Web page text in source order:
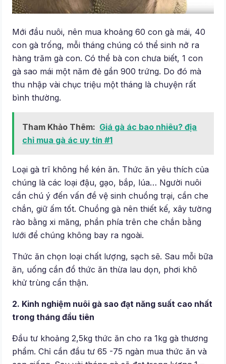
Mới đầu nuôi, nên mua khoảng 60 con gà mái, 40
con gà trống, mỗi tháng chúng có thể sinh nở ra
hàng trăm gà con. Có thể bà con chưa biết, 1 con
gà sao mái một năm đẻ gần 900 trứng. Do đó mà
thu nhập vài chục triệu một tháng là chuyện rất
bình thường.
Tham Khảo Thêm: Giá gà ác bao nhiêu? địa
chỉ mua gà ác uy tín #1
Loại gà trĩ không hề kén ăn. Thức ăn yêu thích của
chúng là các loại đậu, gạo, bắp, lúa… Người nuôi
cần chú ý đến vấn đề vệ sinh chuồng trại, cần che
chắn, giữ ấm tốt. Chuồng gà nên thiết kế, xây tường
rào bằng xi măng, phần phía trên che chắn bằng
lưới để chúng không bay ra ngoài.
Thức ăn chọn loại chất lượng, sạch sẽ. Sau mỗi bữa
ăn, uống cần đổ thức ăn thừa lau dọn, phơi khô
khử trùng cẩn thận.
2. Kinh nghiệm nuôi gà sao đạt năng suất cao nhất
trong tháng đầu tiên
Đầu tư khoảng 2,5kg thức ăn cho ra 1kg gà thương
phẩm. Chỉ cần đầu tư 65 -75 ngàn mua thức ăn và